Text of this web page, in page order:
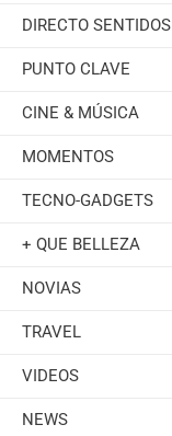
DIRECTO SENTIDOS
PUNTO CLAVE
CINE & MÚSICA
MOMENTOS
TECNO-GADGETS
+ QUE BELLEZA
NOVIAS
TRAVEL
VIDEOS
NEWS